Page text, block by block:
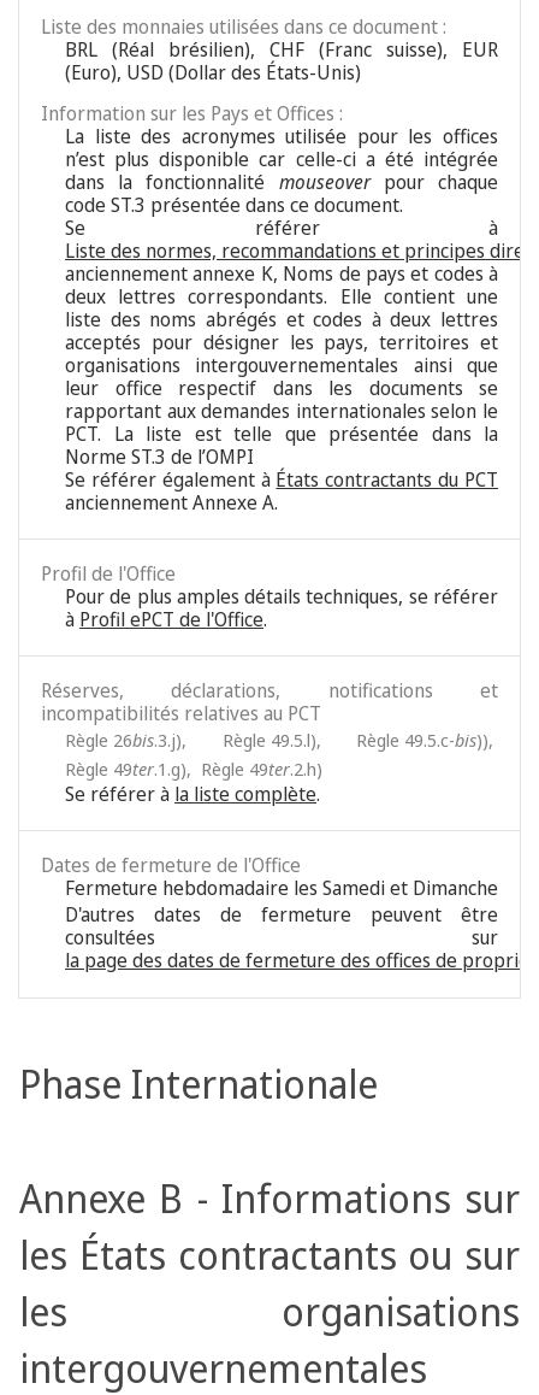
Liste des monnaies utilisées dans ce document :
BRL (Réal brésilien), CHF (Franc suisse), EUR
(Euro), USD (Dollar des États-Unis)
Information sur les Pays et Offices :
La liste des acronymes utilisée pour les offices
n’est plus disponible car celle-ci a été intégrée
dans la fonctionnalité mouseoverpour chaque
code ST.3 présentée dans ce document.
Se référer à
Liste des normes, recommandations et principes
anciennement annexe K, Noms de pays et codes à
deux lettres correspondants. Elle contient une
liste des noms abrégés et codes à deux lettres
acceptés pour désigner les pays, territoires et
organisations intergouvernementales ainsi que
leur office respectif dans les documents se
rapportant aux demandes internationales selon le
PCT. La liste est telle que présentée dans la
Norme ST.3 de l’OMPI
Se référer également à États contractants du PCT
anciennement Annexe A.
Profil de l'Office
Pour de plus amples détails techniques, se référer
à Profil ePCT de l'Office.
Réserves, déclarations, notifications et
incompatibilités relatives au PCT
Règle 26bis.3.j), Règle 49.5.l), Règle 49.5.c-bis)),
Règle 49ter.1.g), Règle 49ter.2.h)
Se référer à la liste complète.
Dates de fermeture de l'Office
Fermeture hebdomadaire les Samedi et Dimanche
D'autres dates de fermeture peuvent être
consultées sur
la page des dates de fermeture des offices de
Phase Internationale
Annexe B - Informations sur
les États contractants ou sur
les organisations
intergouvernementales